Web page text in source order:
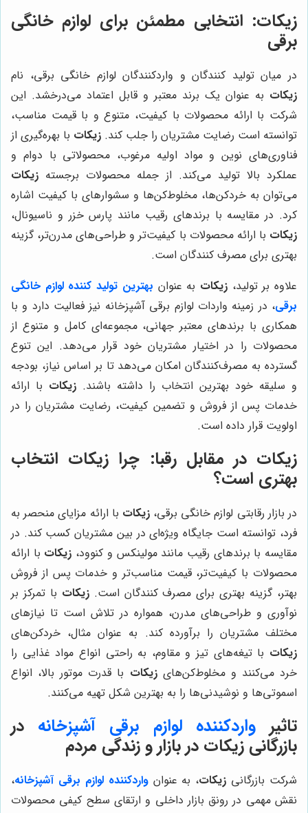
زیکات: انتخابی مطمئن برای لوازم خانگی
برقی
در میان تولید کنندگان و واردکنندگان لوازم خانگی برقی، نام
زیکات به عنوان یک برند معتبر و قابل اعتماد می‌درخشد. این
شرکت با ارائه محصولات با کیفیت، متنوع و با قیمت مناسب،
توانسته است رضایت مشتریان را جلب کند. زیکات با بهره‌گیری از
فناوری‌های نوین و مواد اولیه مرغوب، محصولاتی با دوام و
عملکرد بالا تولید می‌کند. از جمله محصولات برجسته زیکات
می‌توان به خردکن‌ها، مخلوط‌کن‌ها و سشوارهای با کیفیت اشاره
کرد. در مقایسه با برندهای رقیب مانند پارس خزر و ناسیونال،
زیکات با ارائه محصولات با کیفیت‌تر و طراحی‌های مدرن‌تر، گزینه
بهتری برای مصرف کنندگان است.
علاوه بر تولید،زیکات به عنوان بهترین تولید کننده لوازم خانگی
برقی، در زمینه واردات لوازم برقی آشپزخانه نیز فعالیت دارد و با
همکاری با برندهای معتبر جهانی، مجموعه‌ای کامل و متنوع از
محصولات را در اختیار مشتریان خود قرار می‌دهد. این تنوع
گسترده به مصرف‌کنندگان امکان می‌دهد تا بر اساس نیاز، بودجه
و سلیقه خود بهترین انتخاب را داشته باشند. زیکات با ارائه
خدمات پس از فروش و تضمین کیفیت، رضایت مشتریان را در
اولویت قرار داده است.
زیکات در مقابل رقبا: چرا زیکات انتخاب
بهتری است؟
در بازار رقابتی لوازم خانگی برقی،زیکات با ارائه مزایای منحصر به
فرد، توانسته است جایگاه ویژه‌ای در بین مشتریان کسب کند. در
مقایسه با برندهای رقیب مانند مولینکس و کنوود، زیکات با ارائه
محصولات با کیفیت‌تر، قیمت مناسب‌تر و خدمات پس از فروش
بهتر، گزینه بهتری برای مصرف کنندگان است.زیکات با تمرکز بر
نوآوری و طراحی‌های مدرن، همواره در تلاش است تا نیازهای
مختلف مشتریان را برآورده کند. به عنوان مثال، خردکن‌های
زیکات با تیغه‌های تیز و مقاوم، به راحتی انواع مواد غذایی را
خرد می‌کنند و مخلوط‌کن‌هایزیکات با قدرت موتور بالا، انواع
اسموتی‌ها و نوشیدنی‌ها را به بهترین شکل تهیه می‌کنند.
تاثیرواردکننده لوازم برقی آشپزخانه در
بازرگانی زیکات در بازار و زندگی مردم
شرکت بازرگانی زیکات، به عنوانواردکننده لوازم برقی آشپزخانه،
نقش مهمی در رونق بازار داخلی و ارتقای سطح کیفی محصولات